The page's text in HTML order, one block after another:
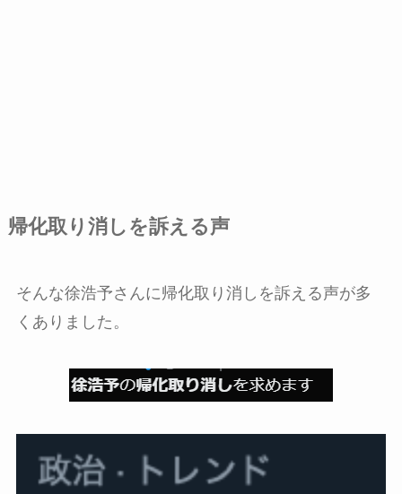
帰化取り消しを訴える声
そんな徐浩予さんに帰化取り消しを訴える声が多
くありました。